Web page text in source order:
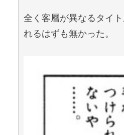
全く客層が異なるタイ
れるはずも無かった。